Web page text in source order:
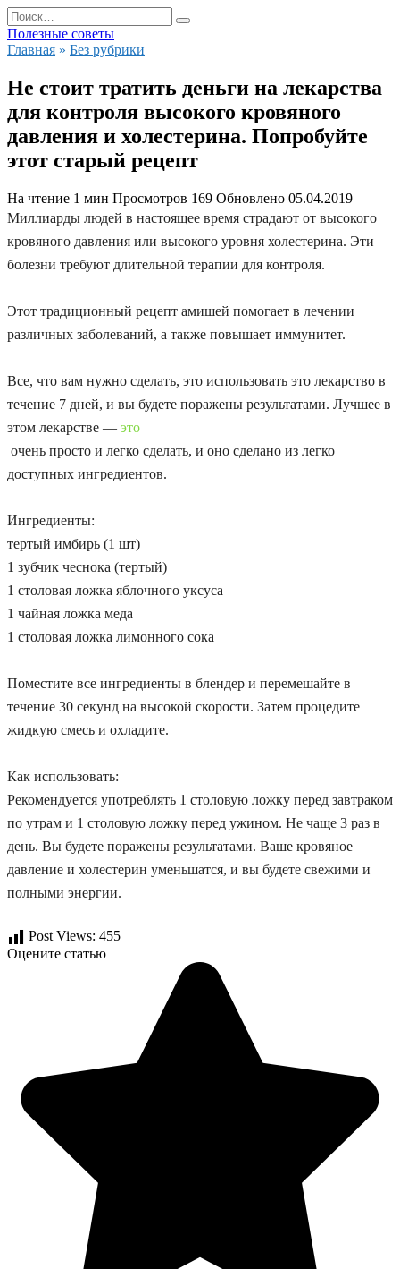
Перейти
к
содержанию
Search
for:
Полезные советы
Главная » Без рубрики
Не стоит тратить деньги на лекарства
для контроля высокого кровяного
давления и холестерина. Попробуйте
этот старый рецепт
На чтение 1 мин Просмотров 169 Обновлено 05.04.2019
Миллиарды людей в настоящее время страдают от высокого
кровяного давления или высокого уровня холестерина. Эти
болезни требуют длительной терапии для контроля.
Этот традиционный рецепт амишей помогает в лечении
различных заболеваний, а также повышает иммунитет.
Все, что вам нужно сделать, это использовать это лекарство в
течение 7 дней, и вы будете поражены результатами. Лучшее в
этом лекарстве — это
очень просто и легко сделать, и оно сделано из легко
доступных ингредиентов.
Ингредиенты:
тертый имбирь (1 шт)
1 зубчик чеснока (тертый)
1 столовая ложка яблочного уксуса
1 чайная ложка меда
1 столовая ложка лимонного сока
Поместите все ингредиенты в блендер и перемешайте в
течение 30 секунд на высокой скорости. Затем процедите
жидкую смесь и охладите.
Как использовать:
Рекомендуется употреблять 1 столовую ложку перед завтраком
по утрам и 1 столовую ложку перед ужином. Не чаще 3 раз в
день. Вы будете поражены результатами. Ваше кровяное
давление и холестерин уменьшатся, и вы будете свежими и
полными энергии.
Post Views: 455
Оцените статью